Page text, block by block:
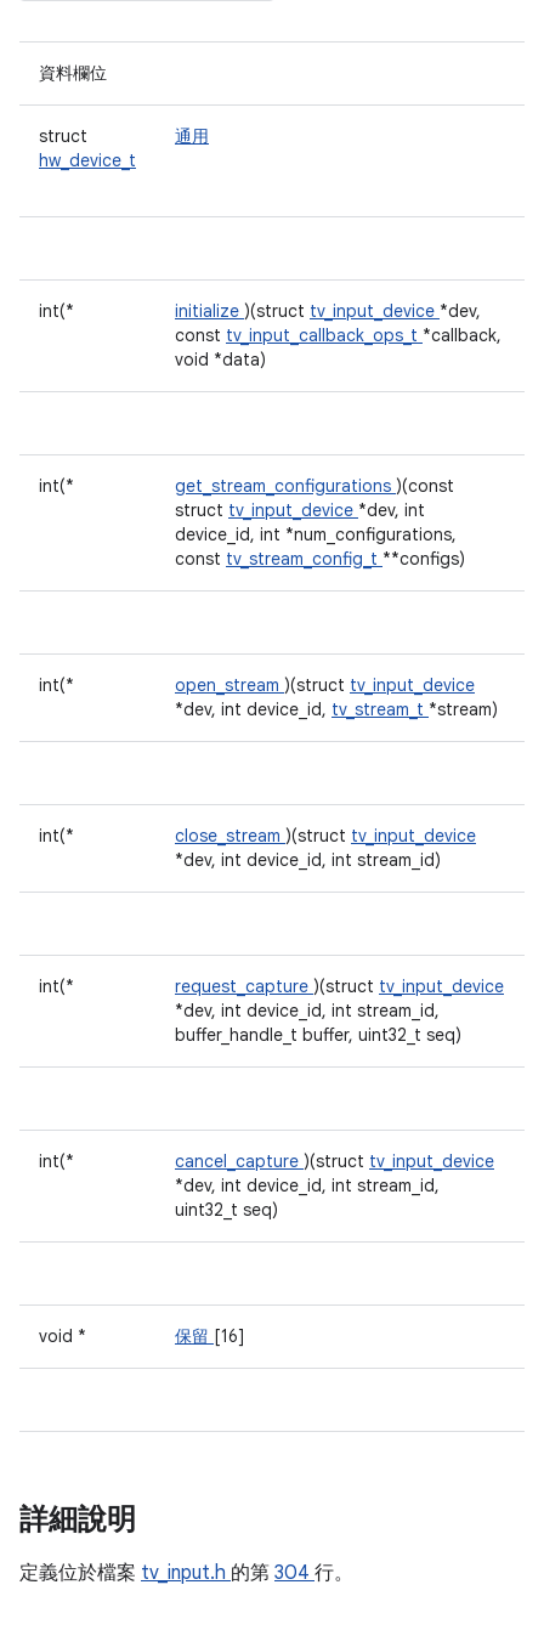
資料欄位
struct
hw_device_t
通用
int(* initialize )(struct tv_input_device *dev,
const tv_input_callback_ops_t *callback,
void *data)
int(* get_stream_configurations )(const
struct tv_input_device *dev, int
device_id, int *num_configurations,
const tv_stream_config_t **configs)
int(* open_stream )(struct tv_input_device
*dev, int device_id, tv_stream_t *stream)
int(* close_stream )(struct tv_input_device
*dev, int device_id, int stream_id)
int(* request_capture )(struct tv_input_device
*dev, int device_id, int stream_id,
buffer_handle_t buffer, uint32_t seq)
int(* cancel_capture )(struct tv_input_device
*dev, int device_id, int stream_id,
uint32_t seq)
void * 保留 [16]
詳細說明
定義位於檔案 tv_input.h 的第 304 行。